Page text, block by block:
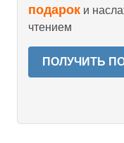
подарок и
чтением
ПОЛУЧИТЬ